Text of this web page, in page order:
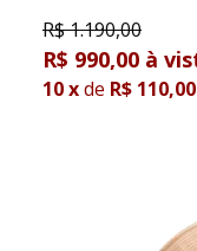
R$1.190,00
R$ 990,00
10xde R$ 110,00